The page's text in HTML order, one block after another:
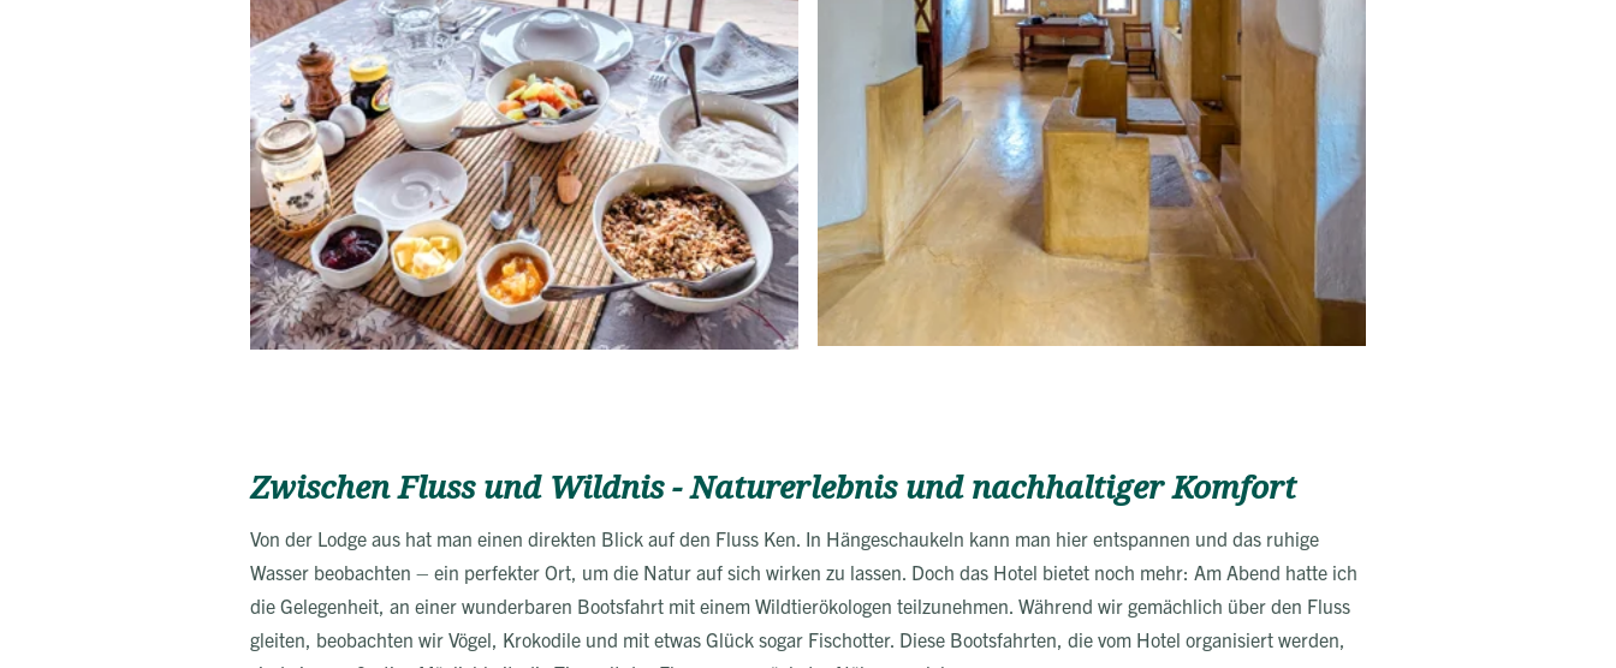
Zwischen Fluss und Wildnis - Naturerlebnis und nachhaltiger Komfort
Von der Lodge aus hat man einen direkten Blick auf den Fluss Ken. In Hängeschaukeln kann man hier entspannen und das ruhige
Wasser beobachten – ein perfekter Ort, um die Natur auf sich wirken zu lassen. Doch das Hotel bietet noch mehr: Am Abend hatte ich
die Gelegenheit, an einer wunderbaren Bootsfahrt mit einem Wildtierökologen teilzunehmen. Während wir gemächlich über den Fluss
gleiten, beobachten wir Vögel, Krokodile und mit etwas Glück sogar Fischotter. Diese Bootsfahrten, die vom Hotel organisiert werden,